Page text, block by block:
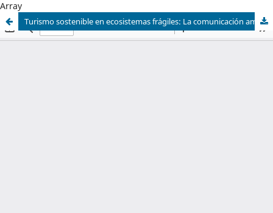
Array
Turismo sostenible en ecosistemas frágiles: La comunicación ambiental como motor de cambio cultural